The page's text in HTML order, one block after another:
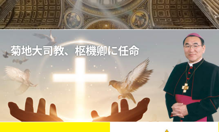
菊地大司教、枢機卿に任命